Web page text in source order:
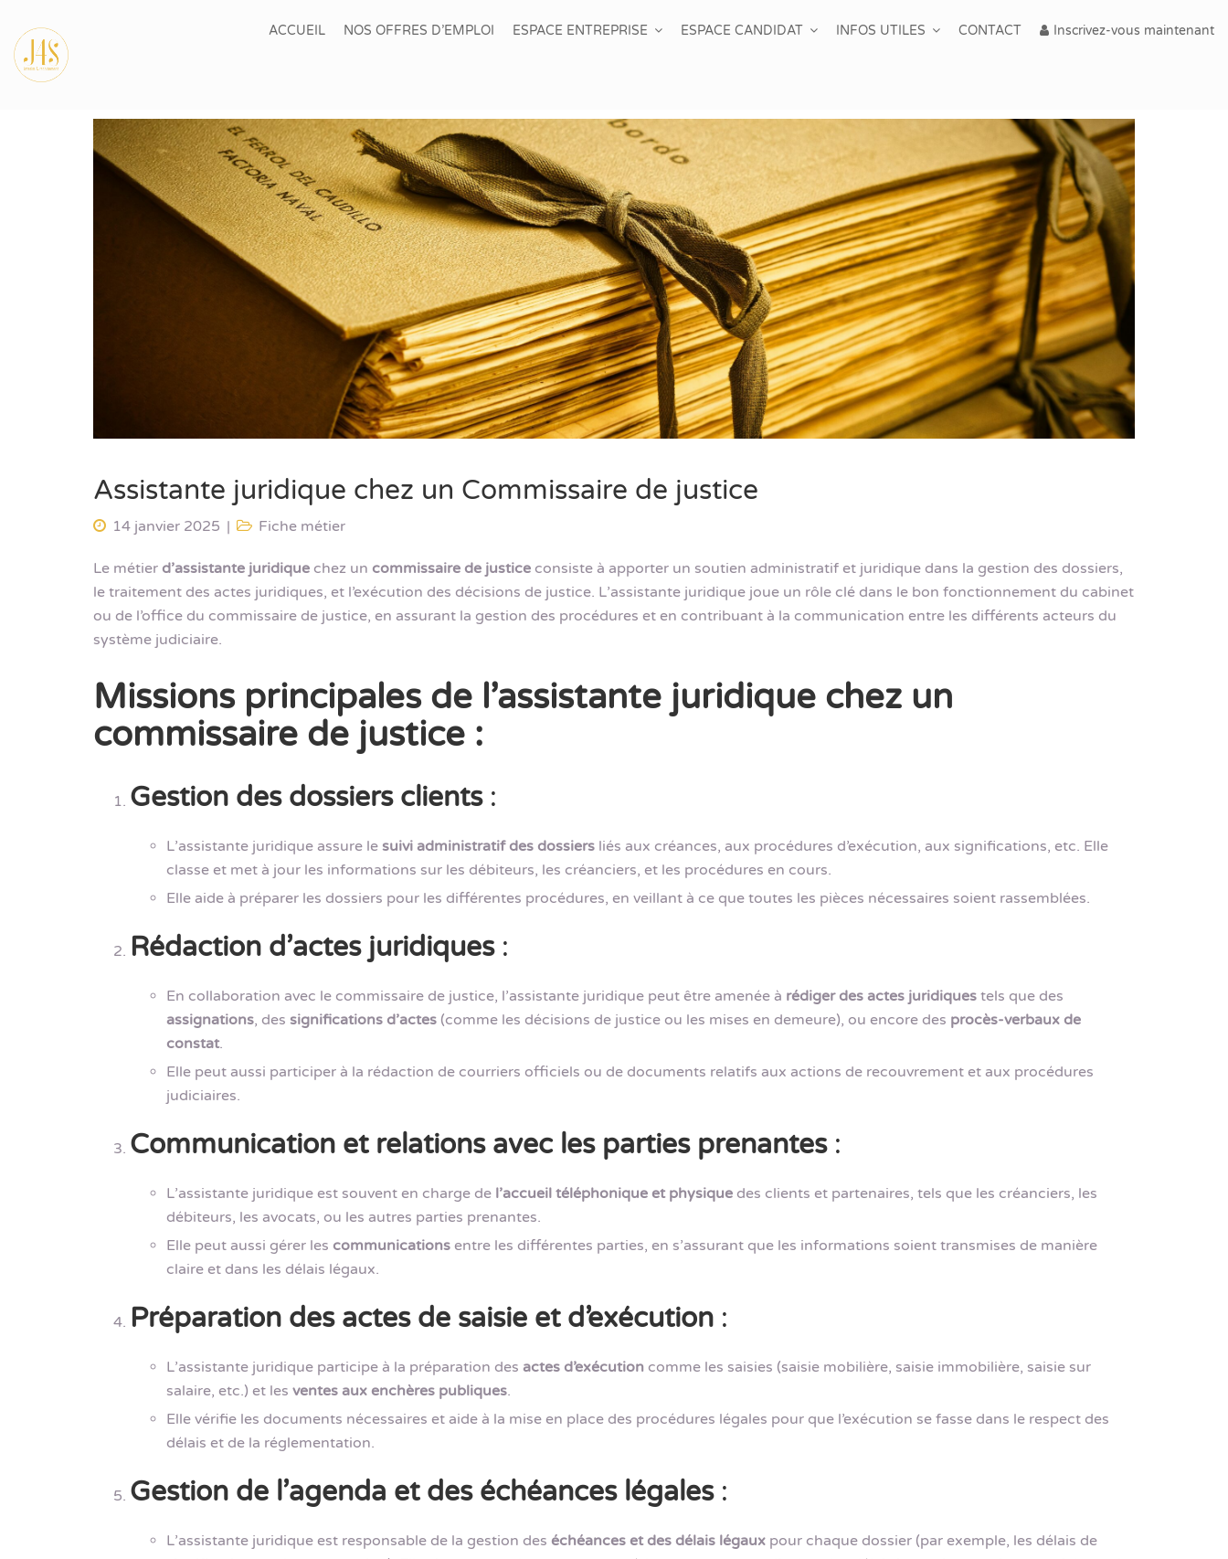
Inscrivez-vous maintenant
ACCUEIL NOS OFFRES D’EMPLOI ESPACE ENTREPRISE ESPACE CANDIDAT INFOS UTILES CONTACT
Assistante juridique chez un Commissaire de justice
14 janvier 2025 Fiche métier
Le métier d’assistante juridique chez un commissaire de justice consiste à apporter un soutien administratif et juridique dans la gestion des dossiers,
le traitement des actes juridiques, et l’exécution des décisions de justice. L’assistante juridique joue un rôle clé dans le bon fonctionnement du cabinet
ou de l’office du commissaire de justice, en assurant la gestion des procédures et en contribuant à la communication entre les différents acteurs du
système judiciaire.
Missions principales de l’assistante juridique chez un
commissaire de justice :
Gestion des dossiers clients:
L’assistante juridique assure le suivi administratif des dossiers liés aux créances, aux procédures d’exécution, aux significations, etc. Elle
classe et met à jour les informations sur les débiteurs, les créanciers, et les procédures en cours.
Elle aide à préparer les dossiers pour les différentes procédures, en veillant à ce que toutes les pièces nécessaires soient rassemblées.
Rédaction d’actes juridiques:
En collaboration avec le commissaire de justice, l’assistante juridique peut être amenée à rédiger des actes juridiques tels que des
assignations, des significations d’actes (comme les décisions de justice ou les mises en demeure), ou encore des procès-verbaux de
constat.
Elle peut aussi participer à la rédaction de courriers officiels ou de documents relatifs aux actions de recouvrement et aux procédures
judiciaires.
Communication et relations avec les parties prenantes:
L’assistante juridique est souvent en charge de l’accueil téléphonique et physique des clients et partenaires, tels que les créanciers, les
débiteurs, les avocats, ou les autres parties prenantes.
Elle peut aussi gérer les communications entre les différentes parties, en s’assurant que les informations soient transmises de manière
claire et dans les délais légaux.
Préparation des actes de saisie et d’exécution :
L’assistante juridique participe à la préparation des actes d’exécution comme les saisies (saisie mobilière, saisie immobilière, saisie sur
salaire, etc.) et les ventes aux enchères publiques.
Elle vérifie les documents nécessaires et aide à la mise en place des procédures légales pour que l’exécution se fasse dans le respect des
délais et de la réglementation.
Gestion de l’agenda et des échéances légales:
L’assistante juridique est responsable de la gestion des échéances et des délais légaux pour chaque dossier (par exemple, les délais de